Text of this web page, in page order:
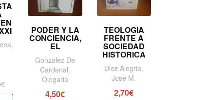
PODER Y LA
CONCIENCIA,
EL
Gonzalez De
Cardenal,
Olegario
4,50€
TEOLOGIA
FRENTE A
SOCIEDAD
HISTORICA
Diez Alegria,
Jose M.
2,70€